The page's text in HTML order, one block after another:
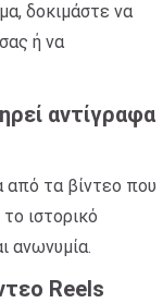
δοκιμάστε να
ή να
αντίγραφα
από τα βίντεο που
ιστορικό
ανωνυμία.
Reels